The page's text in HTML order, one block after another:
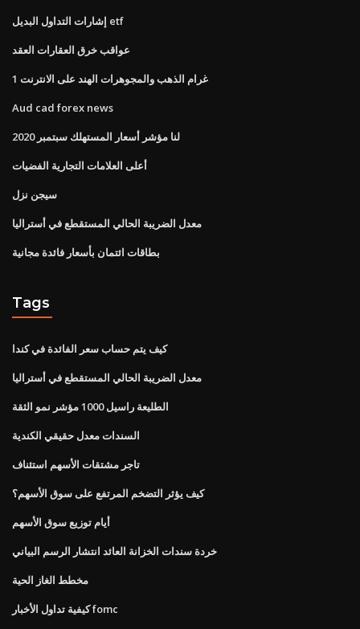
إشارات التداول البديل etf
عواقب خرق العقارات العقد
1 غرام الذهب والمجوهرات الهند على الانترنت
Aud cad forex news
لنا مؤشر أسعار المستهلك سبتمبر 2020
أعلى العلامات التجارية الفضيات
سيجن نزل
معدل الضريبة الحالي المستقطع في أستراليا
بطاقات ائتمان بأسعار فائدة مجانية
Tags
كيف يتم حساب سعر الفائدة في كندا
معدل الضريبة الحالي المستقطع في أستراليا
الطليعة راسيل 1000 مؤشر نمو الثقة
السندات معدل حقيقي الكندية
تاجر مشتقات الأسهم استئناف
كيف يؤثر التضخم المرتفع على سوق الأسهم؟
أيام توزيع سوق الأسهم
خردة سندات الخزانة العائد انتشار الرسم البياني
مخطط الغاز الحية
كيفية تداول الأخبار fomc